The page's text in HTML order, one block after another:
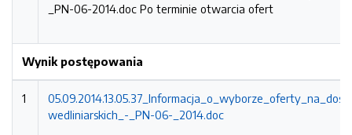
_PN-06-2014.doc Po terminie otwarcia ofert
Wynik postępowania
1
wedliniarskich_-_PN-06-_2014.doc